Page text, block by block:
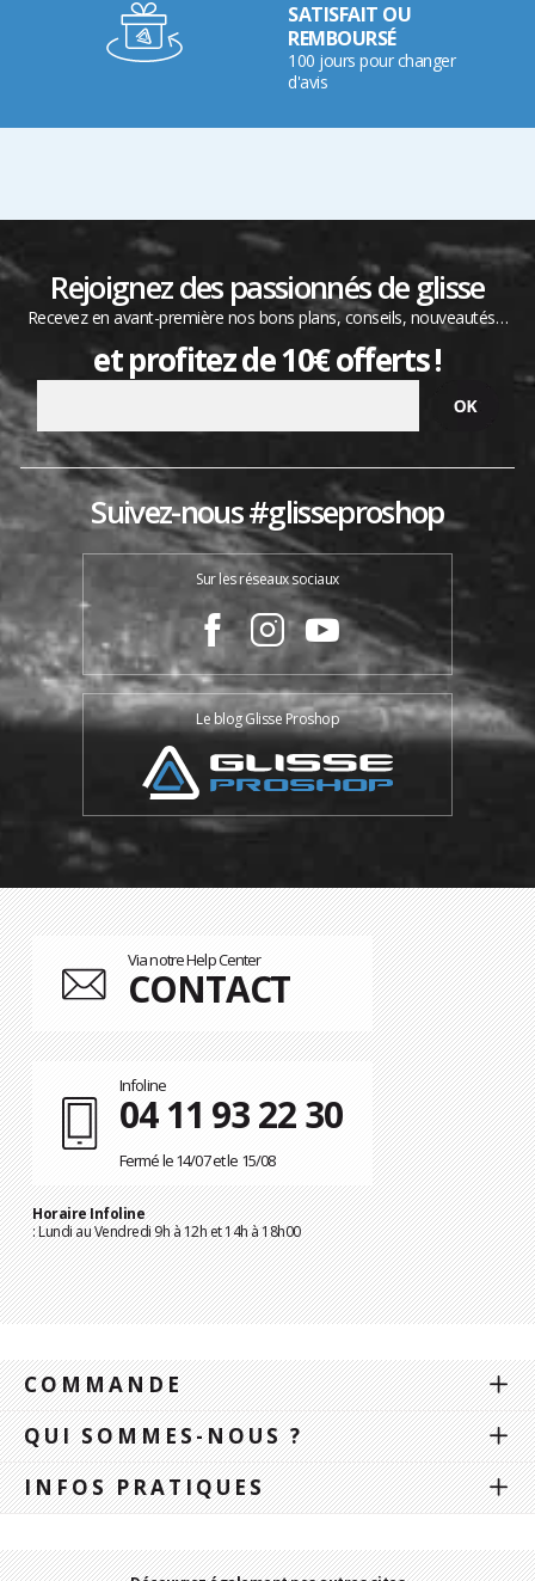
SATISFAIT OU
REMBOURSÉ
100 jours pour changer
d'avis
Rejoignez des passionnés de glisse
Recevez en avant-première nos bons plans, conseils, nouveautés…
et profitez de 10€ offerts !
Suivez-nous #glisseproshop
Sur les réseaux sociaux
Le blog Glisse Proshop
Via notre Help Center
CONTACT
Infoline
04 11 93 22 30
Fermé le 14/07 et le 15/08
Horaire Infoline
: Lundi au Vendredi 9h à 12h et 14h à 18h00
COMMANDE
QUI SOMMES-NOUS ?
INFOS PRATIQUES